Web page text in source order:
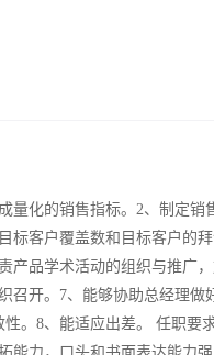
化的销售指标。2、制定
客户覆盖数和目标客户的
品学术活动的组织与推广
开。7、能够协助总经理做
。8、能适应出差。 任职要